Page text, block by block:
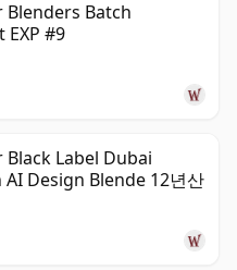
Blenders Batch
EXP #9
Black Label Dubai
Design Blende 12년산